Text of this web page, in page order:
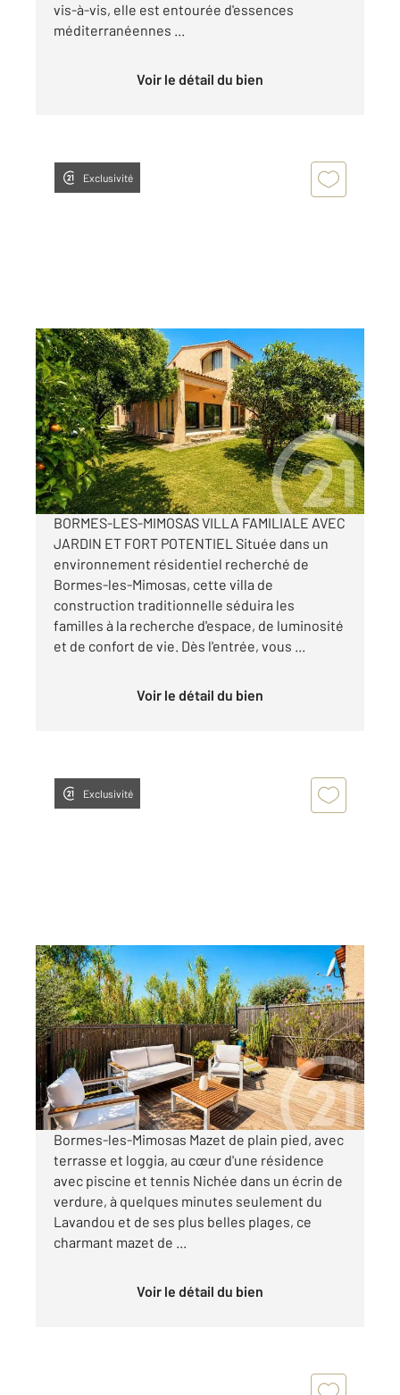
vis-à-vis, elle est entourée d'essences
méditerranéennes ...
Voir le détail du bien
Exclusivité
BORMES LES MIMOSAS 83
127 m2, 5 pièces
Ref : 1975
Maison à vendre
750 000 €
Visiter le site dédié
BORMES-LES-MIMOSAS VILLA FAMILIALE AVEC
JARDIN ET FORT POTENTIEL Située dans un
environnement résidentiel recherché de
Bormes-les-Mimosas, cette villa de
construction traditionnelle séduira les
familles à la recherche d'espace, de luminosité
et de confort de vie. Dès l'entrée, vous ...
Voir le détail du bien
Exclusivité
BORMES LES MIMOSAS 83
30,75 m2, 3 pièces
Ref : 2024
Maison à vendre
250 000 €
Visiter le site dédié
Bormes-les-Mimosas Mazet de plain pied, avec
terrasse et loggia, au cœur d'une résidence
avec piscine et tennis Nichée dans un écrin de
verdure, à quelques minutes seulement du
Lavandou et de ses plus belles plages, ce
charmant mazet de ...
Voir le détail du bien